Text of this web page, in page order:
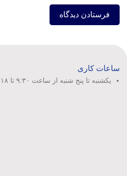
ساعات کاری
یکشنبه تا پنج شنبه از ساعت ۹:۳۰ تا ۱۸